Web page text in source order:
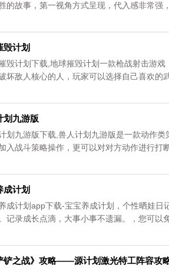
的故事，第一视角方式呈现，代入感非常强
毁计划
毁计划下载,地球摧毁计划一款枪战射击游
坏敌人核心的人，玩家可以选择自己喜欢的
划九游版
划九游版下载,兽人计划九游版是一款动作
入战斗策略操作，更可以对对方动作进行打
成计划
成计划app下载-宝宝养成计划，个性晒娃
记录成长点滴，大事小事不遗漏。，您可以
铲之战》攻略——源计划激光特工阵容攻